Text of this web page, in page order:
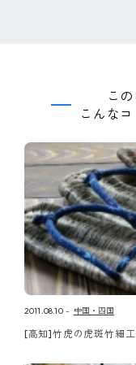
こ
こんな
2011.08.10 中国・四国
[高知]竹虎の虎斑竹細工